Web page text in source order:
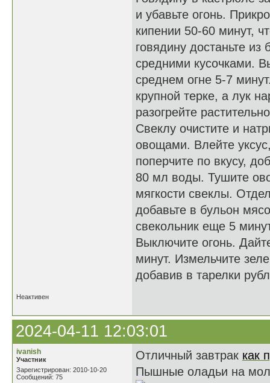
и убавьте огонь.
кипении 50-60 минут,
говядину достаньте из
средними кусочками.
среднем огне 5-7
крупной терке, а лук
разогрейте
Свеклу очистите и
овощами. Влейте
поперчите по вкусу,
80 мл воды. Тушите
мягкости свеклы.
добавьте в бульон
свекольник еще 5
Выключите огонь.
минут. Измельчите
добавив в тарелки
Неактивен
2024-04-11 12:03:01
ivanish
Участник
Зарегистрирован: 2010-10-20
Сообщений: 75
Отличный завтрак как
Пышные оладьи на